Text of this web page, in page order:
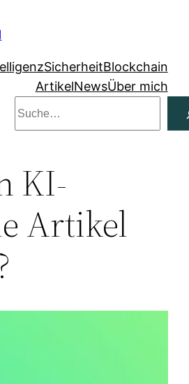
SicherheitBlockchain
ArtikelNewsÜber mich
KI-
Artikel